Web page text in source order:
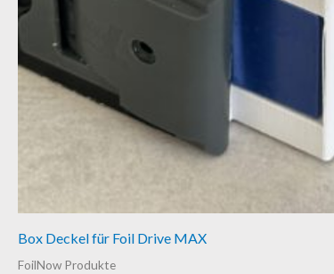
Box Deckel für Foil Drive MAX
FoilNow Produkte